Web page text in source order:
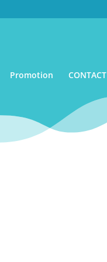
Promotion CONTACT